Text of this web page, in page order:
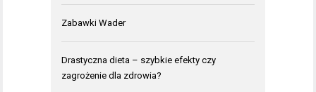
Zabawki Wader
Drastyczna dieta – szybkie efekty czy
zagrożenie dla zdrowia?